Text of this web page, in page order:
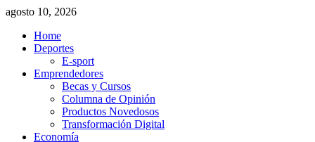
agosto 10, 2026
Home
Deportes
E-sport
Emprendedores
Becas y Cursos
Columna de Opinión
Productos Novedosos
Transformación Digital
Economía